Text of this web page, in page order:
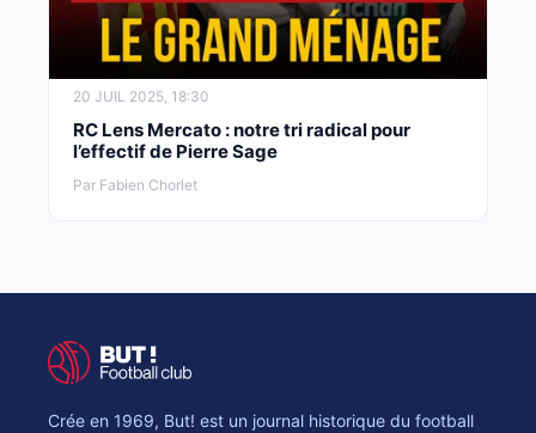
20 JUIL 2025, 18:30
RC Lens Mercato : notre tri radical pour
l’effectif de Pierre Sage
Par Fabien Chorlet
Crée en 1969, But! est un journal historique du football